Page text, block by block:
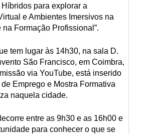
Híbridos para explorar a
e Ambientes Imersivos na
na Formação Profissional”.
tem lugar às 14h30, na sala D.
São Francisco, em Coimbra,
via YouTube, está inserido
de Emprego e Mostra Formativa
naquela cidade.
entre as 9h30 e as 16h00 e
para conhecer o que se